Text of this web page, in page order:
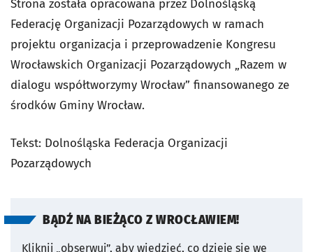
Strona została opracowana przez Dolnośląską
Federację Organizacji Pozarządowych w ramach
projektu organizacja i przeprowadzenie Kongresu
Wrocławskich Organizacji Pozarządowych „Razem w
dialogu współtworzymy Wrocław” finansowanego ze
środków Gminy Wrocław.
Tekst: Dolnośląska Federacja Organizacji
Pozarządowych
BĄDŹ NA BIEŻĄCO Z WROCŁAWIEM!
Kliknij „obserwuj”, aby wiedzieć, co dzieje się we